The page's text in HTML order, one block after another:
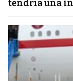
tendría una